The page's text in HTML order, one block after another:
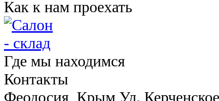
Как к нам проехать
Где мы находимся
Контакты
Феодосия, Крым Ул.